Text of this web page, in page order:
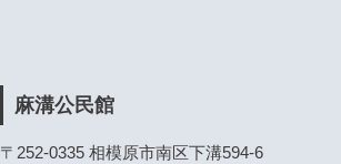
麻溝公民館
〒252-0335 相模原市南区下溝594-6